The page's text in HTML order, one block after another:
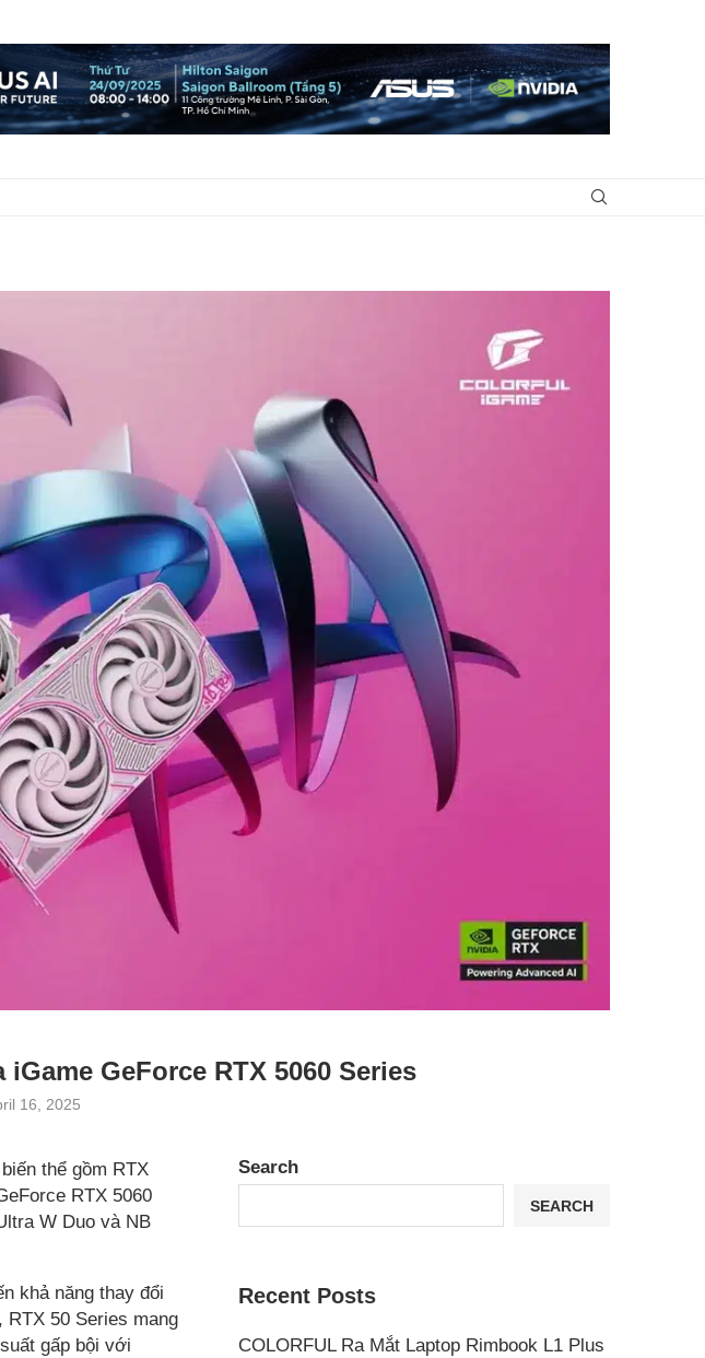
GeForce RTX 5060 Series
16, 2025
thể gồm RTX
RTX 5060
W Duo và NB
khả năng thay đổi
50 Series mang
gấp bội với
Search
SEARCH
Recent Posts
COLORFUL Ra Mắt Laptop Rimbook L1 Plus